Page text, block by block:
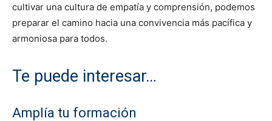
cultivar una cultura de empatía y comprensión, podemos
preparar el camino hacia una convivencia más pacífica y
armoniosa para todos.
Te puede interesar…
Amplía tu formación